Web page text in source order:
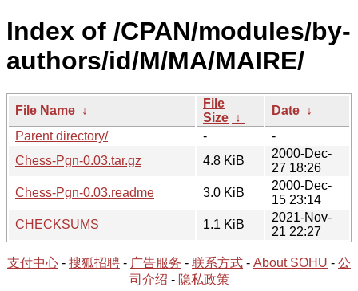
Index of /CPAN/modules/by-
authors/id/M/MA/MAIRE/
File Name ↓
File
Size ↓
Date ↓
Parent directory/
-
-
Chess-Pgn-0.03.tar.gz
4.8 KiB
2000-Dec-
27 18:26
Chess-Pgn-0.03.readme
3.0 KiB
2000-Dec-
15 23:14
CHECKSUMS
1.1 KiB
2021-Nov-
21 22:27
支付中心 - 搜狐招聘 - 广告服务 - 联系方式 - About SOHU - 公
司介绍 - 隐私政策